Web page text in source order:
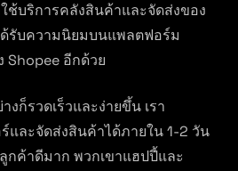
ช้บริการคลังสินค้าและจัดส่งของ
รับความนิยมบนแพลตฟอร์ม
Shopee อีกด้วย
งก็รวดเร็วและง่ายขึ้น เรา
และจัดส่งสินค้าได้ภายใน 1-2 วัน
กค้าดีมาก พวกเขาแฮปปี้และ